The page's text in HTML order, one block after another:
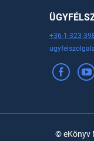
+36-1-323-
© eKönyv